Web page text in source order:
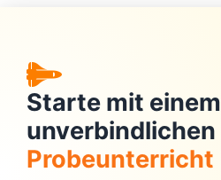
Starte mit einem
unverbindlichen
Probeunterricht